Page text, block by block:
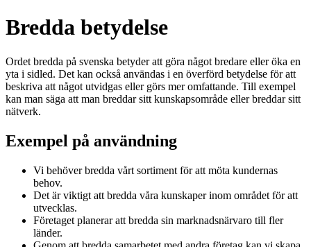
Bredda betydelse
Ordet bredda på svenska betyder att göra något bredare eller öka en
yta i sidled. Det kan också användas i en överförd betydelse för att
beskriva att något utvidgas eller görs mer omfattande. Till exempel
kan man säga att man breddar sitt kunskapsområde eller breddar sitt
nätverk.
Exempel på användning
Vi behöver bredda vårt sortiment för att möta kundernas
behov.
Det är viktigt att bredda våra kunskaper inom området för att
utvecklas.
Företaget planerar att bredda sin marknadsnärvaro till fler
länder.